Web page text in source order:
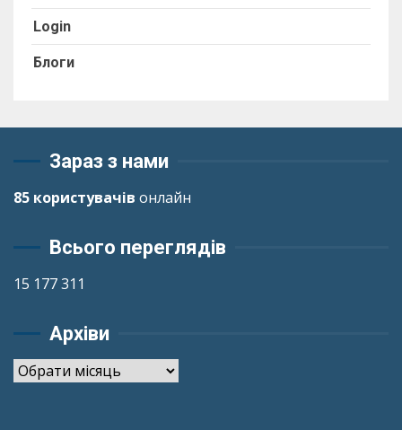
Login
Блоги
Зараз з нами
85 користувачів онлайн
Всього переглядів
15 177 311
Архіви
Архіви